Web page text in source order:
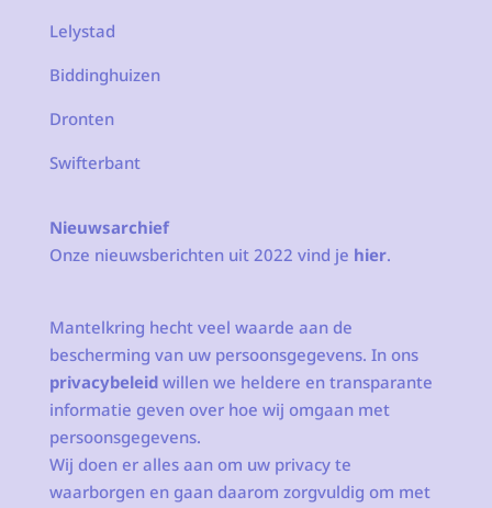
Lelystad
Biddinghuizen
Dronten
Swifterbant
Nieuwsarchief
Onze nieuwsberichten uit 2022 vind je hier.
Mantelkring hecht veel waarde aan de
bescherming van uw persoonsgegevens. In ons
privacybeleidwillen we heldere en transparante
informatie geven over hoe wij omgaan met
persoonsgegevens.
Wij doen er alles aan om uw privacy te
waarborgen en gaan daarom zorgvuldig om met